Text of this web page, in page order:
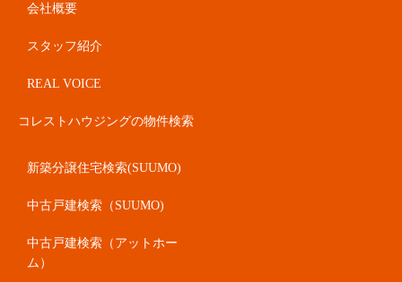
会社概要
スタッフ紹介
REAL VOICE
コレストハウジングの物件検索
新築分譲住宅検索(SUUMO)
中古戸建検索（SUUMO)
中古戸建検索（アットホー
ム）